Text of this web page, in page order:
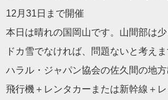
12月31日まで開催
本日は晴れの国岡山です。山間部は少
ドカ雪でなければ、問題ないと考えま
ハラル・ジャパン協会の佐久間の地方
飛行機＋レンタカーまたは新幹線＋